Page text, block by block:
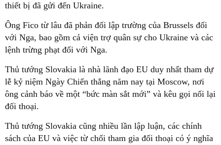
thiết bị đã gửi đến Ukraine.
Ông Fico từ lâu đã phản đối lập trường của Brussels đối
với Nga, bao gồm cả viện trợ quân sự cho Ukraine và các
lệnh trừng phạt đối với Nga.
Thủ tướng Slovakia là nhà lãnh đạo EU duy nhất tham dự
lễ kỷ niệm Ngày Chiến thắng năm nay tại Moscow, nơi
ông cảnh báo về một “bức màn sắt mới” và kêu gọi nối lại
đối thoại.
Thủ tướng Slovakia cũng nhiều lần lập luận, các chính
sách của EU và việc từ chối tham gia đối thoại có ý nghĩa